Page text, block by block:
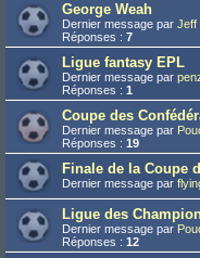
George Weah
Dernier message par Jeff
Réponses : 7
Ligue fantasy EPL
Dernier message par
Réponses : 1
Coupe des
Dernier message par
Réponses : 19
Finale de la Coupe
Dernier message par
Ligue des
Dernier message par
Réponses : 12